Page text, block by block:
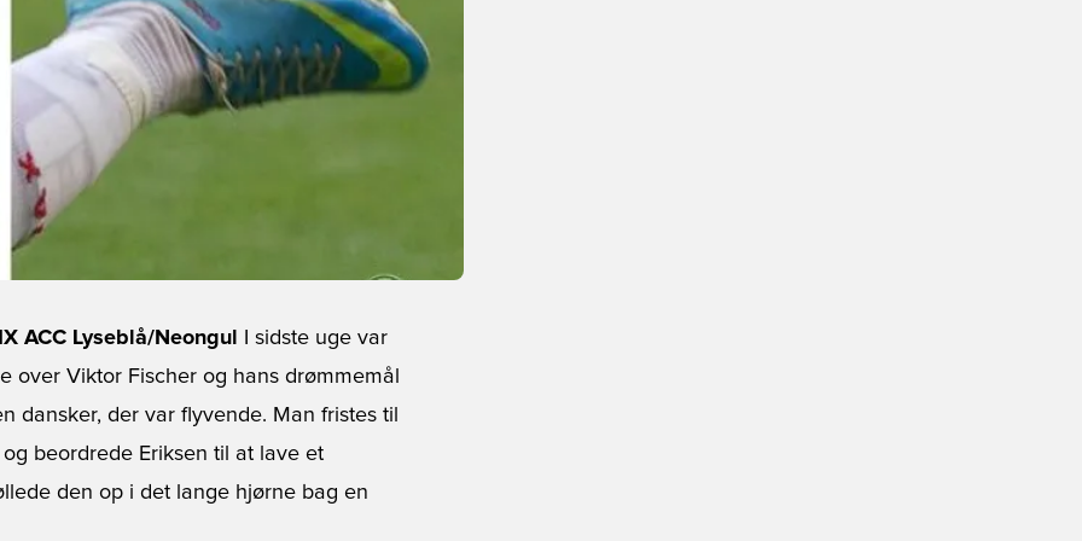
ACC Lyseblå/Neongul
I sidste uge var
over Viktor Fischer og hans drømmemål
dansker, der var flyvende. Man fristes til
beordrede Eriksen til at lave et
den op i det lange hjørne bag en